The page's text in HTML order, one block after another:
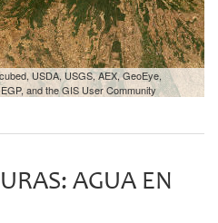
USDA, USGS, AEX, GeoEye,
and the GIS User Community
AGUA EN